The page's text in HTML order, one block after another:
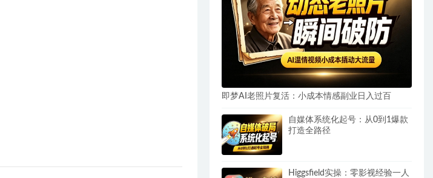
即梦AI老照片复活：小成本情感副业日入过百
自媒体系统化起号：从0到1爆款
打造全路径
Higgsfield实操：零影视经验一人